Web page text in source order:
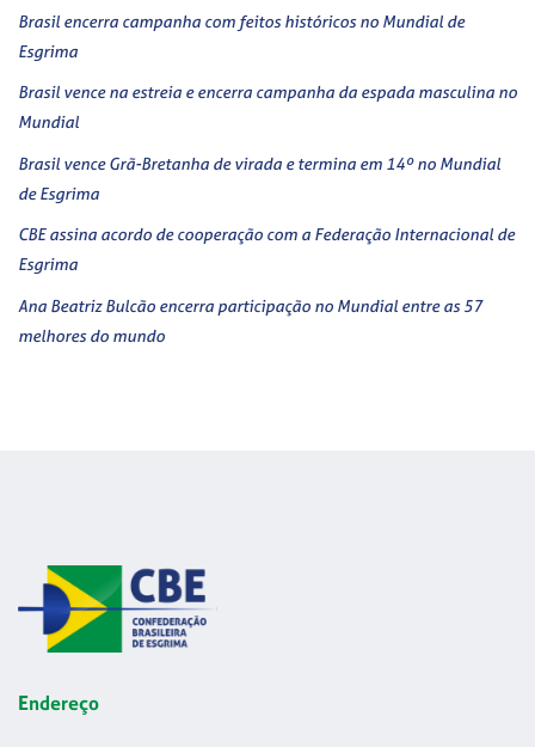
Brasil encerra campanha com feitos históricos no Mundial de
Esgrima
Brasil vence na estreia e encerra campanha da espada masculina no
Mundial
Brasil vence Grã-Bretanha de virada e termina em 14º no Mundial
de Esgrima
CBE assina acordo de cooperação com a Federação Internacional de
Esgrima
Ana Beatriz Bulcão encerra participação no Mundial entre as 57
melhores do mundo
Endereço